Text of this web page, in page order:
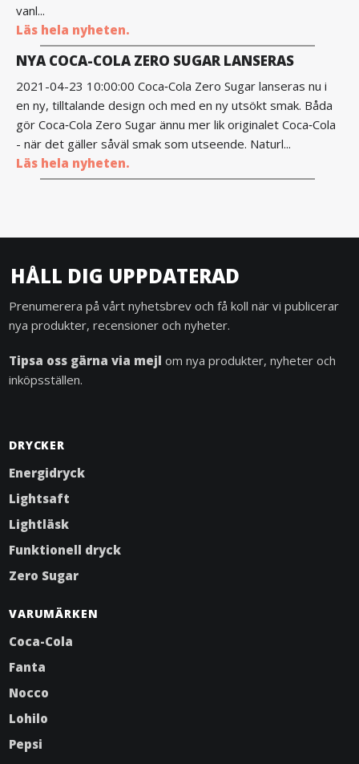
vanl...
Läs hela nyheten.
NYA COCA-COLA ZERO SUGAR LANSERAS
2021-04-23 10:00:00 Coca‑Cola Zero Sugar lanseras nu i
en ny, tilltalande design och med en ny utsökt smak. Båda
gör Coca‑Cola Zero Sugar ännu mer lik originalet Coca‑Cola
- när det gäller såväl smak som utseende. Naturl...
Läs hela nyheten.
HÅLL DIG UPPDATERAD
Prenumerera på vårt nyhetsbrev och få koll när vi publicerar
nya produkter, recensioner och nyheter.
Tipsa oss gärna via mejl om nya produkter, nyheter och
inköpsställen.
DRYCKER
Energidryck
Lightsaft
Lightläsk
Funktionell dryck
Zero Sugar
VARUMÄRKEN
Coca-Cola
Fanta
Nocco
Lohilo
Pepsi